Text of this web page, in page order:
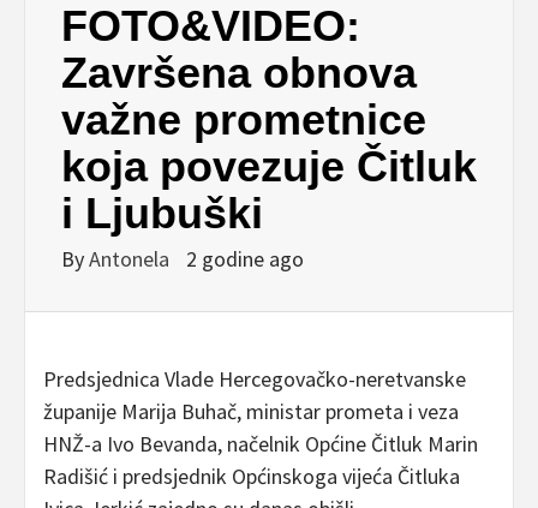
FOTO&VIDEO:
Završena obnova
važne prometnice
koja povezuje Čitluk
i Ljubuški
ByAntonela 2 godine ago
Predsjednica Vlade Hercegovačko-neretvanske
županije Marija Buhač, ministar prometa i veza
HNŽ-a Ivo Bevanda, načelnik Općine Čitluk Marin
Radišić i predsjednik Općinskoga vijeća Čitluka